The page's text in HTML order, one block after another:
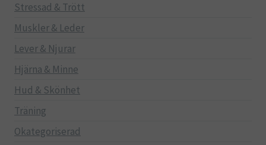
Stressad & Trött
Muskler & Leder
Lever & Njurar
Hjärna & Minne
Hud & Skönhet
Träning
Okategoriserad